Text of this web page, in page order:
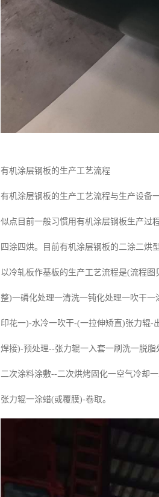
有机涂层钢板的生产工艺流程
有机涂层钢板的生产工艺流程与生产设备
似点目前一般习惯用有机涂层钢板生产过
四涂四烘。目前有机涂层钢板的二涂二烘
以冷轧板作基板的生产工艺流程是(流程
整)一磷化处理一清洗一钝化处理一吹干
印花一)-水冷一吹干-(一拉伸矫直)张力辊-
焊接)-预处理--张力辊一入套一刷洗一脱
二次涂料涂敷--二次烘烤固化一空气冷却
张力辊一涂蜡(或覆膜)-卷取。